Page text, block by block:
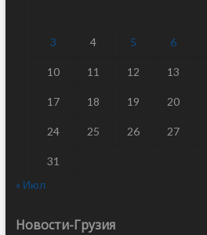
3 4 5 6
10 11 12 13
17 18 19 20
24 25 26 27
31
« Июл
Новости-Грузия